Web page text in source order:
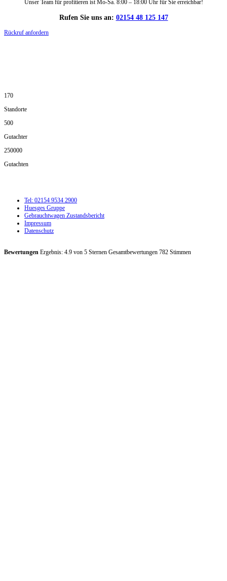
Unser Team für profitieren ist Mo-Sa. 8:00 – 18:00 Uhr für Sie erreichbar!
Rufen Sie uns an: 02154 48 125 147
Rückruf anfordern
170
Standorte
500
Gutachter
250000
Gutachten
Tel: 02154 9534 2900
Huesges Gruppe
Gebrauchtwagen Zustandsbericht
Impressum
Datenschutz
Bewertungen Ergebnis: 4.9 von 5 Sternen Gesamtbewertungen 782 Stimmen